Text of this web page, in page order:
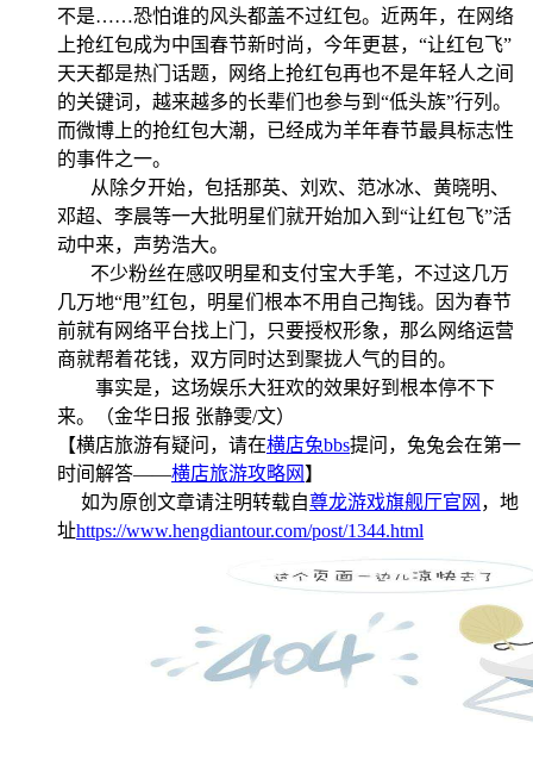
不是……恐怕谁的风头都盖不过红包。近两年，在网络
上抢红包成为中国春节新时尚，今年更甚，“让红包飞”
天天都是热门话题，网络上抢红包再也不是年轻人之间
的关键词，越来越多的长辈们也参与到“低头族”行列。
而微博上的抢红包大潮，已经成为羊年春节最具标志性
的事件之一。
从除夕开始，包括那英、刘欢、范冰冰、黄晓明、
邓超、李晨等一大批明星们就开始加入到“让红包飞”活
动中来，声势浩大。
不少粉丝在感叹明星和支付宝大手笔，不过这几万
几万地“甩”红包，明星们根本不用自己掏钱。因为春节
前就有网络平台找上门，只要授权形象，那么网络运营
商就帮着花钱，双方同时达到聚拢人气的目的。
事实是，这场娱乐大狂欢的效果好到根本停不下
来。（金华日报 张静雯/文）
【横店旅游有疑问，请在横店兔bbs提问，兔兔会在第一
时间解答——横店旅游攻略网 】
如为原创文章请注明转载自尊龙游戏旗舰厅官网 ，地
址https://www.hengdiantour.com/post/1344.html